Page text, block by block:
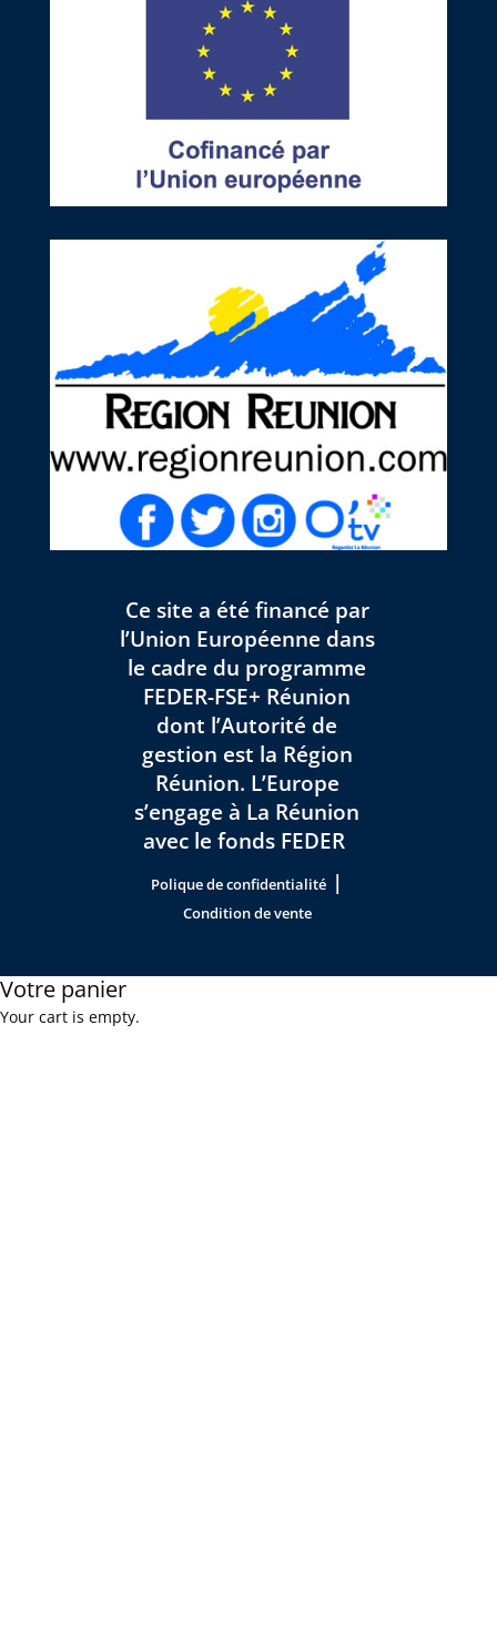
Ce site a été financé par
l’Union Européenne dans
le cadre du programme
FEDER-FSE+ Réunion
dont l’Autorité de
gestion est la Région
Réunion. L’Europe
s’engage à La Réunion
avec le fonds FEDER
Polique de confidentialité |
Condition de vente
Votre panier
Your cart is empty.